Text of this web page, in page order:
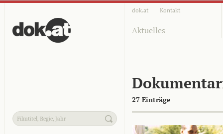
dok.at Kontakt
Aktuelles
27 Einträge